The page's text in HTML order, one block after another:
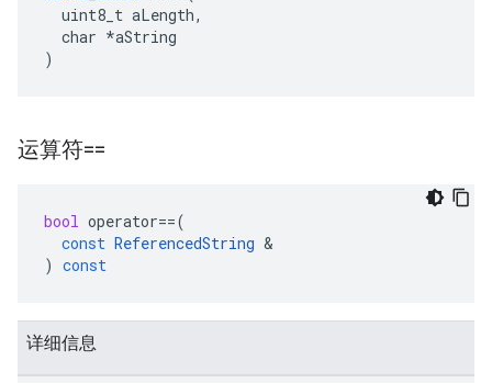
  uint8_t aLength,
  char *aString
)
运算符==
bool operator==(
const ReferencedString &
) const
详细信息